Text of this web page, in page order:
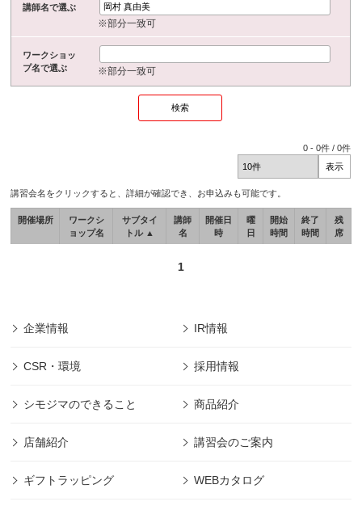
講師名で選ぶ
※部分一致可
ワークショッ
プ名で選ぶ
※部分一致可
0 -0件 /0件
講習会名をクリックすると、詳細が確認でき、お申込みも可能です。
開催場所
ワークシ
ョップ名
サブタイ
トル ▲
講師
名
開催日
時
曜
日
開始
時間
終了
時間
残
席
1
企業情報 IR情報
CSR・環境 採用情報
シモジマのできること 商品紹介
店舗紹介 講習会のご案内
ギフトラッピング WEBカタログ